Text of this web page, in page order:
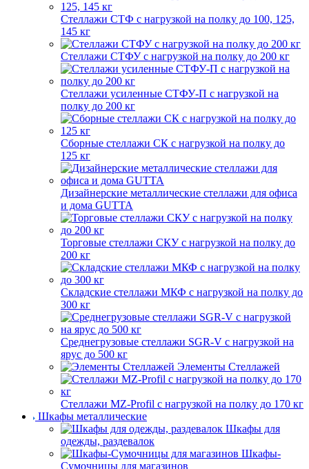
Стеллажи СТФ с нагрузкой на полку до 100, 125,
145 кг
Стеллажи СТФУ с нагрузкой на полку до 200 кг
Стеллажи усиленные СТФУ-П с нагрузкой на
полку до 200 кг
Сборные стеллажи СК с нагрузкой на полку до
125 кг
Дизайнерские металлические стеллажи для офиса
и дома GUTTA
Торговые стеллажи СКУ с нагрузкой на полку до
200 кг
Складские стеллажи МКФ с нагрузкой на полку до
300 кг
Среднегрузовые стеллажи SGR-V с нагрузкой на
ярус до 500 кг
Элементы Стеллажей
Стеллажи MZ-Profil с нагрузкой на полку до 170 кг
Шкафы металлические
Шкафы для
одежды, раздевалок
Шкафы-
Сумочницы для магазинов